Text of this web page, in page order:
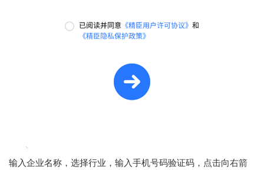
输入企业名称，选择行业，输入手机号码验证码，点击向右箭